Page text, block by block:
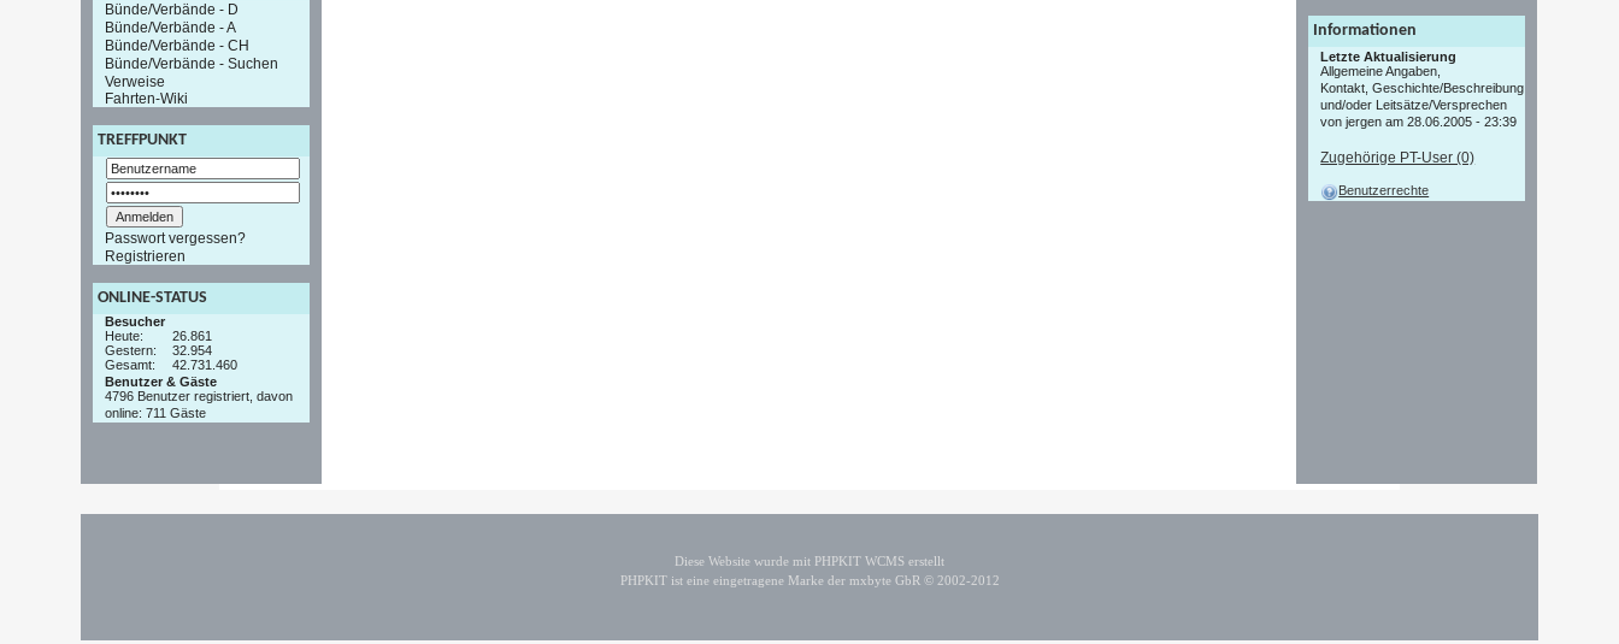
Bünde/Verbände - D
Bünde/Verbände - A
Bünde/Verbände - CH
Bünde/Verbände - Suchen
Verweise
Fahrten-Wiki
TREFFPUNKT
Passwort vergessen?
Registrieren
ONLINE-STATUS
Besucher
Heute:
26.861
Gestern:
32.954
Gesamt:
42.731.460
Benutzer & Gäste
4796 Benutzer registriert, davon
online: 711 Gäste
Informationen
Letzte Aktualisierung
Allgemeine Angaben,
Kontakt, Geschichte/Beschreibung
und/oder Leitsätze/Versprechen
von jergen am 28.06.2005 - 23:39
Zugehörige PT-User (0)
Benutzerrechte
Diese Website wurde mit PHPKIT WCMS erstellt
PHPKIT ist eine eingetragene Marke der mxbyte GbR © 2002-2012